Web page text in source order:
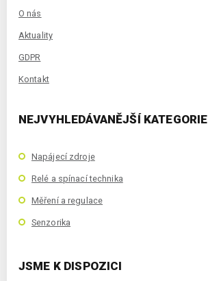
O nás
Aktuality
GDPR
Kontakt
NEJVYHLEDÁVANĚJŠÍ KATEGORIE
Napájecí zdroje
Relé a spínací technika
Měření a regulace
Senzorika
JSME K DISPOZICI